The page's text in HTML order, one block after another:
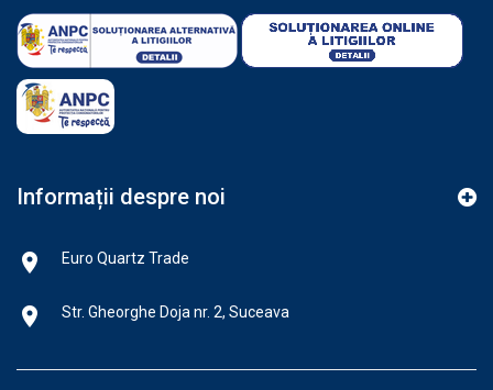
Informații despre noi
Euro Quartz Trade
Str. Gheorghe Doja nr. 2, Suceava